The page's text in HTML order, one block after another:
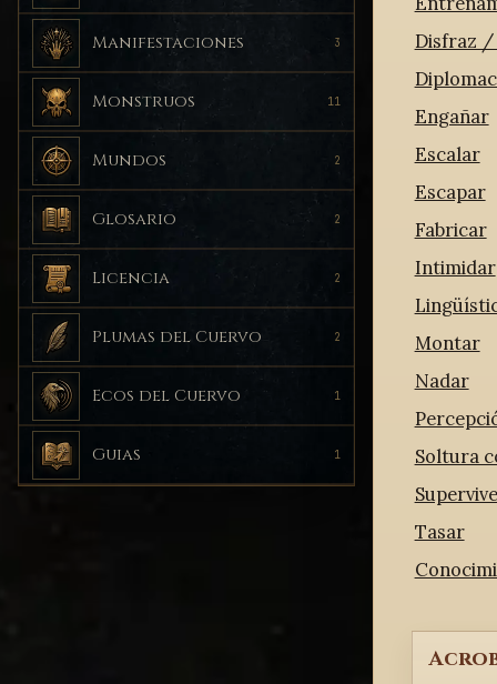
Manifestaciones 3
Monstruos 11
Mundos 2
Glosario 2
Licencia 2
Plumas del Cuervo 2
Ecos del Cuervo 1
Guias 1
Disfraz /
Engañar
Escalar
Escapar
Fabricar
Intimidar
Montar
Nadar
Soltura
Tasar